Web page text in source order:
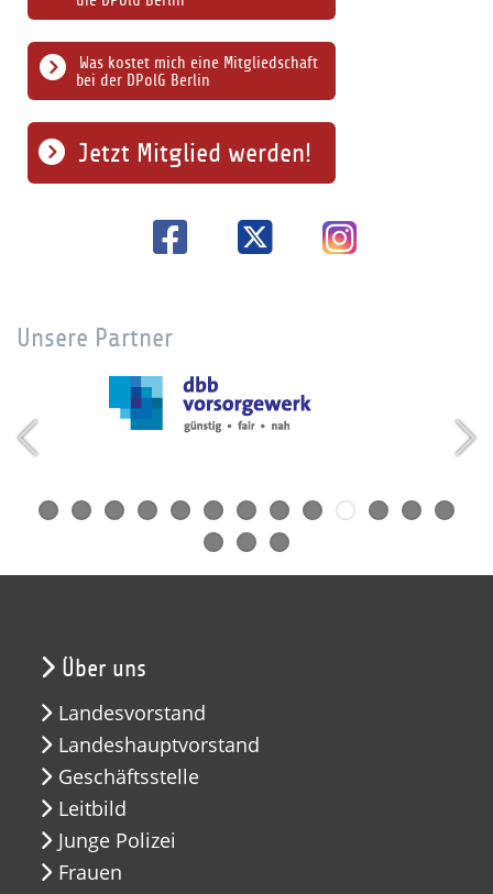
Was kostet mich eine Mitgliedschaft
bei der DPolG Berlin
Jetzt Mitglied werden!
Unsere Partner
Über uns
Landesvorstand
Landeshauptvorstand
Geschäftsstelle
Leitbild
Junge Polizei
Frauen